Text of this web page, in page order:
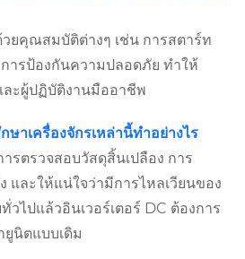
ยคุณสมบัติต่างๆ เช่น การสตาร์ท
ารป้องกันความปลอดภัย ทำให้
ละผู้ปฏิบัติงานมืออาชีพ
ษาเครื่องจักรเหล่านี้ทำอย่างไร
รตรวจสอบวัสดุสิ้นเปลือง การ
และให้แน่ใจว่ามีการไหลเวียนของ
วไปแล้วอินเวอร์เตอร์ DC ต้องการ
ยูนิตแบบเดิม